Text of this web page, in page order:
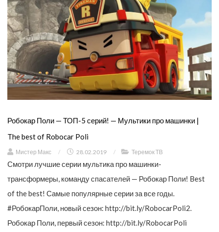
Робокар Поли — ТОП-5 серий! — Мультики про машинки |
The best of Robocar Poli
Мистер Макс / 28.02.2019 / Теремок ТВ
Смотри лучшие серии мультика про машинки-
трансформеры, команду спасателей — Робокар Поли! Best
of the best! Самые популярные серии за все годы.
#РобокарПоли, новый сезон: http://bit.ly/RobocarPoli2.
Робокар Поли, первый сезон: http://bit.ly/RobocarPoli